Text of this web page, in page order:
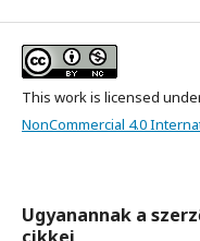
This work is licensed
NonCommercial 4.0
Ugyanannak a